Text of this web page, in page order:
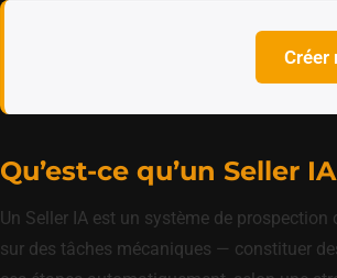
Créer
Qu’est-ce qu’un Seller
Un Seller IA est un système de
sur des tâches mécaniques — constituer